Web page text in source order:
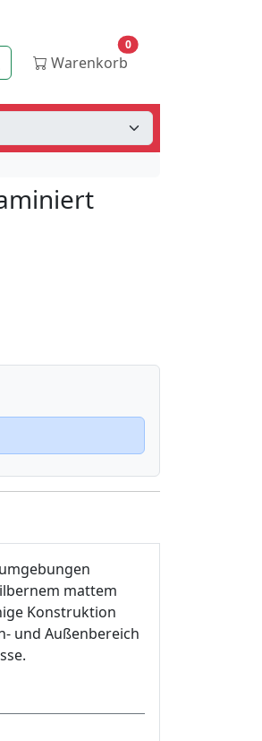
Suche Warenkorb
0
mattem
Konstruktion
und Außenbereich